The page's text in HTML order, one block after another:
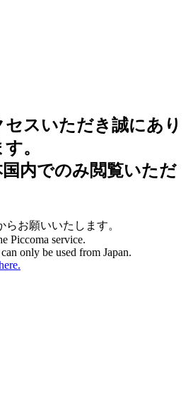
スいただき誠にあり
。
内でのみ閲覧いただ
らお願いいたします。
Piccoma service.
only be used from Japan.